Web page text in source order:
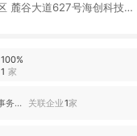
湖南省 长沙市 岳麓区 麓谷大道627号海创科技工业园
100%
1 家
执行公司事务的董事,经理 关联企业1家